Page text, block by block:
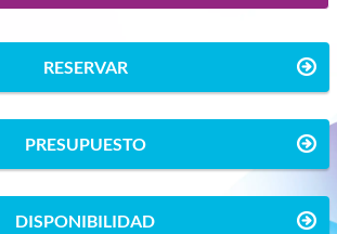
RESERVAR
PRESUPUESTO
DISPONIBILIDAD